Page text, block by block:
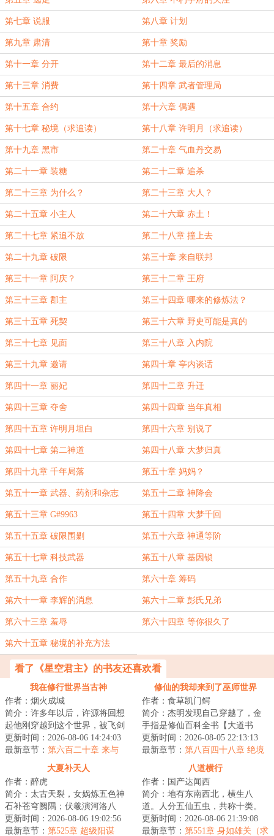
第七章 说服 第八章 计划
第九章 肃清 第十章 奖励
第十一章 分开 第十二章 最后的消息
第十三章 消费 第十四章 武者管理局
第十五章 合约 第十六章 偶遇
第十七章 秘境（求追读） 第十八章 许明月（求追读）
第十九章 黑市 第二十章 气血丹交易
第二十一章 装糖 第二十二章 追杀
第二十三章 为什么？ 第二十三章 大人？
第二十五章 小主人 第二十六章 赤土！
第二十七章 紧追不放 第二十八章 撞上去
第二十九章 破限 第三十章 来自联邦
第三十一章 阿庆？ 第三十二章 王府
第三十三章 郡主 第三十四章 哪来的修炼法？
第三十五章 死契 第三十六章 野史可能是真的
第三十七章 见面 第三十八章 入内院
第三十九章 邀请 第四十章 亭内谈话
第四十一章 丽妃 第四十二章 升迁
第四十三章 夺舍 第四十四章 当年真相
第四十五章 许明月坦白 第四十六章 别说了
第四十七章 第二神道 第四十八章 大梦归真
第四十九章 千年局落 第五十章 妈妈？
第五十一章 武器、药剂和杂志 第五十二章 神降会
第五十三章 G#9963 第五十四章 大梦千回
第五十五章 破限围剿 第五十六章 神通等阶
第五十七章 科技武器 第五十八章 基因锁
第五十九章 合作 第六十章 筹码
第六十一章 李辉的消息 第六十二章 彭氏兄弟
第六十三章 羞辱 第六十四章 等你很久了
第六十五章 秘境的补充方法
看了《星空君主》的书友还喜欢看
我在修行世界当古神
作者：烟火成城
简介：许多年以后，许源将回想
起他刚穿越到这个世界，被飞剑
钉在大桥上的那个晚上。那时的
他以为这是个修...
更新时间：2026-08-06 14:24:03
最新章节： 第六百二十章 来与
修仙的我却来到了巫师世界
作者：食草凯门鳄
简介：杰明发现自己穿越了，金
手指是修仙百科全书【大道书
阁】，可为什么穿越的却是巫师
世界？！星环联邦...
更新时间：2026-08-05 22:13:13
最新章节： 第八百四十八章 绝境
大夏补天人
作者：醉虎
简介：太古天裂，女娲炼五色神
石补苍穹阙隅；伏羲演河洛八
卦，定地维之乱。然魔氛未绝，
遂有“补天阁”承...
更新时间：2026-08-06 19:02:56
最新章节： 第525章 超级阳谋
八道横行
作者：国产达闻西
简介：地有东南西北，横生八
道。人分五仙五虫，共称十类。
天地人神鬼，鳞毛倮羽介。神道
邪、人道贼、鳞道...
更新时间：2026-08-06 21:39:08
最新章节： 第551章 身如雄关（求